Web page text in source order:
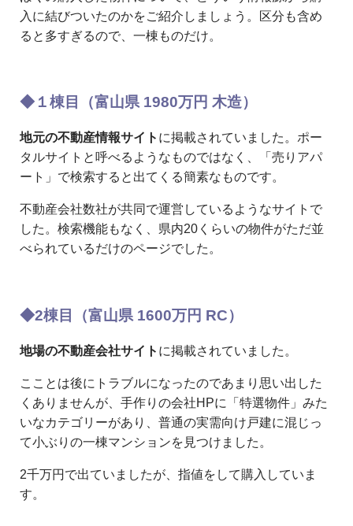
入に結びついたのかをご紹介しましょう。区分も含め
ると多すぎるので、一棟ものだけ。
◆１棟目（富山県 1980万円 木造）
地元の不動産情報サイト に掲載されていました。ポー
タルサイトと呼べるようなものではなく、「売りアパ
ート」で検索すると出てくる簡素なものです。
不動産会社数社が共同で運営しているようなサイトで
した。検索機能もなく、県内20くらいの物件がただ並
べられているだけのページでした。
◆2棟目（富山県 1600万円 RC）
地場の不動産会社サイト に掲載されていました。
こことは後にトラブルになったのであまり思い出した
くありませんが、手作りの会社HPに「特選物件」みた
いなカテゴリーがあり、普通の実需向け戸建に混じっ
て小ぶりの一棟マンションを見つけました。
2千万円で出ていましたが、指値をして購入していま
す。